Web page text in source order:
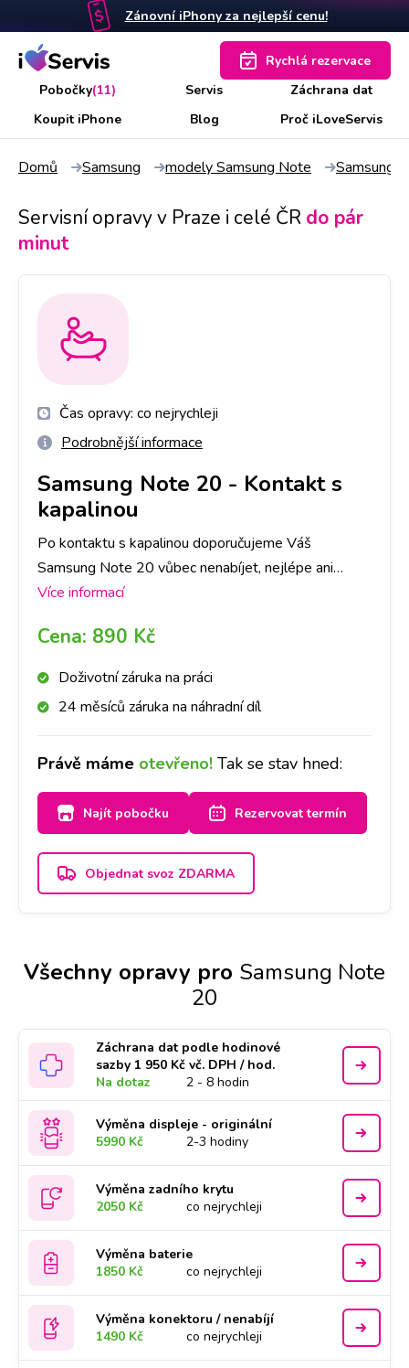
Zánovní iPhony za nejlepší cenu!
Pobočky(11) Servis
Záchrana dat
Koupit iPhone
Blog Proč iLoveServis
Rychlá rezervace
Domů Samsung modely Samsung Note Samsung
Servisní opravy v Praze i celé ČR do pár
minut
Čas opravy: co nejrychleji
Podrobnější informace
Samsung Note 20 - Kontakt s
kapalinou
Po kontaktu s kapalinou doporučujeme Váš
Samsung Note 20 vůbec nenabíjet, nejlépe ani
nezapínat, a zastavit se na kterékoliv naší pobočce
průšvih, kde záleží do jaké míry kapalina přístroj
poškodila. V některých případech pro funkčnost stačí
samotná deoxidace. V některých případech je třeba
následná oprava. Primárně provedeme deoxidaci
kontaktovat, zda se deoxidace plně povedla, popř.
co je třeba opravit a za jakou cenu. O všem Vás
budeme informovat. Jelikož se jedná o náročnější
proces, doba trvání je 2-3 dny.
Více informací
Cena: 890 Kč
Doživotní záruka na práci
24 měsíců záruka na náhradní díl
Právě máme otevřeno! Tak se stav hned:
Najít pobočku Rezervovat termín
Objednat svoz ZDARMA
Všechny opravy pro Samsung Note
20
Záchrana dat podle hodinové
sazby 1 950 Kč vč. DPH / hod.
Na dotaz
2 - 8 hodin
Výměna displeje - originální
5990 Kč
2-3 hodiny
Výměna zadního krytu
2050 Kč
co nejrychleji
Výměna baterie
1850 Kč
co nejrychleji
Výměna konektoru / nenabíjí
1490 Kč
co nejrychleji